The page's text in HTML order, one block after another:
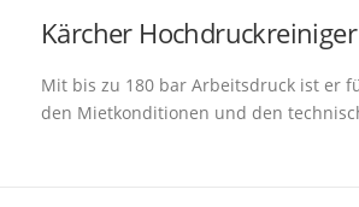
Kärcher
Mit bis zu 180 bar Arbeitsdruck ist er
den Mietkonditionen und den